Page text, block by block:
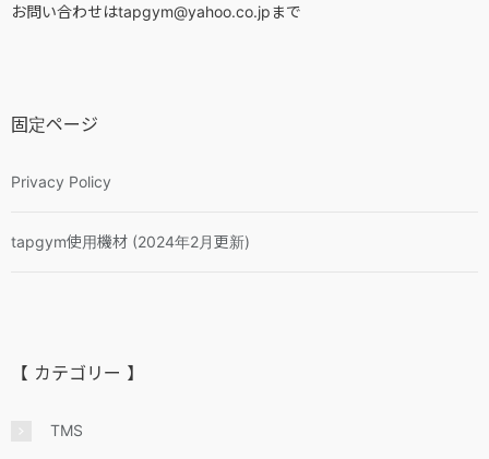
お問い合わせはtapgym@yahoo.co.jpまで
固定ページ
Privacy Policy
tapgym使用機材 (2024年2月更新)
【 カテゴリー 】
TMS